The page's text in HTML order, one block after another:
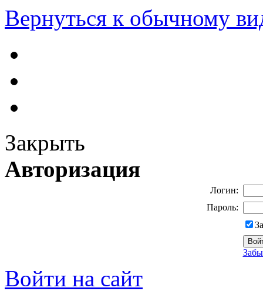
Вернуться к обычному
Закрыть
Авторизация
Логин:
Пароль:
Войти на сайт